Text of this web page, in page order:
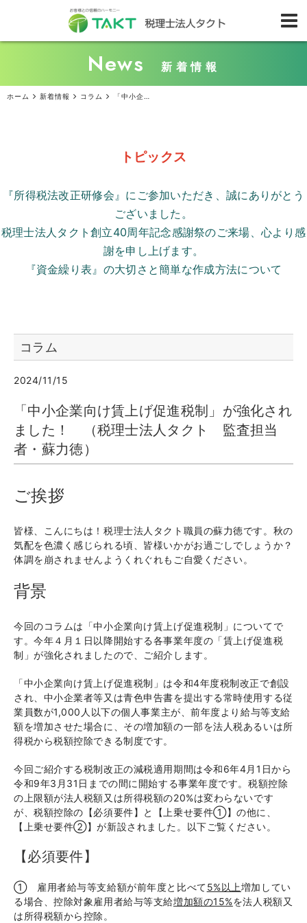
News 新着情報
ホーム 新着情報 コラム 「中小企業向け賃上げ促進税制」が強化されました！（税理士法人タクト監査担当...
トピックス
『所得税法改正研修会』にご参加いただき、誠にありがとう
ございました。
税理士法人タクト創立40周年記念感謝祭のご来場、心より感
謝を申し上げます。
『資金繰り表』の大切さと簡単な作成方法について
コラム
2024/11/15
「中小企業向け賃上げ促進税制」が強化され
ました！ （税理士法人タクト 監査担当
者・蘇力徳）
ご挨拶
皆様、こんにちは！税理士法人タクト職員の蘇力徳です。秋の
気配を色濃く感じられる頃、皆様いかがお過ごしでしょうか？
体調を崩されませんようくれぐれもご自愛ください。
背景
今回のコラムは「中小企業向け賃上げ促進税制」についてで
す。今年４月１日以降開始する各事業年度の「賃上げ促進税
制」が強化されましたので、ご紹介します。
「中小企業向け賃上げ促進税制」は令和4年度税制改正で創設
され、中小企業者等又は青色申告書を提出する常時使用する従
業員数が1,000人以下の個人事業主が、前年度より給与等支給
額を増加させた場合に、その増加額の一部を法人税あるいは所
得税から税額控除できる制度です。
今回ご紹介する税制改正の減税適用期間は令和6年4月1日から
令和9年3月31日までの間に開始する事業年度です。税額控除
の上限額が法人税額又は所得税額の20%は変わらないです
が、税額控除の【必須要件】と【上乗せ要件①】の他に、
【上乗せ要件②】が新設されました。以下ご覧ください。
【必須要件】
① 雇用者給与等支給額が前年度と比べて5%以上増加してい
る場合、控除対象雇用者給与等支給増加額の15%を法人税額又
は所得税額から控除。